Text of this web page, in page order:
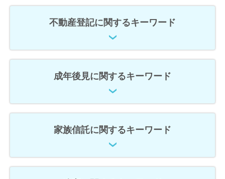
不動産登記に関するキーワード
成年後見に関するキーワード
家族信託に関するキーワード